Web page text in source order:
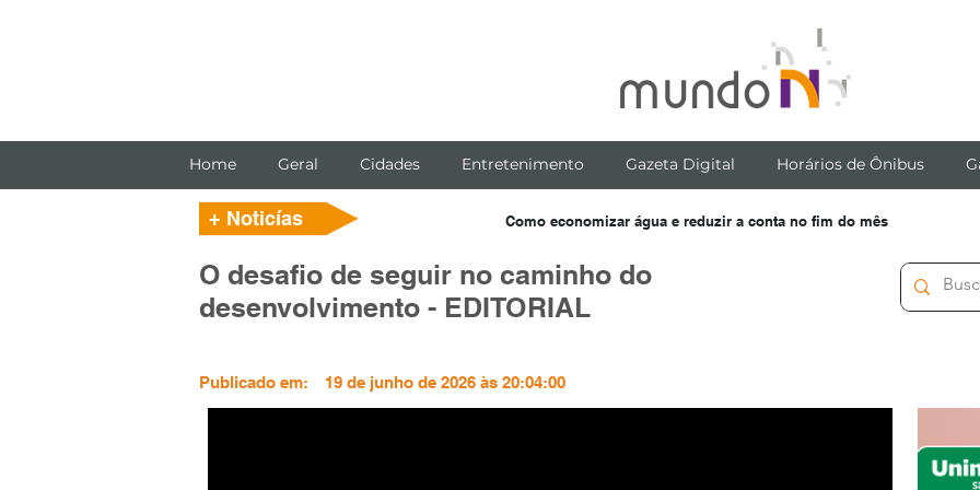
Home Geral Cidades Entretenimento Gazeta Digital Horários de Ônibus
Como economizar água e reduzir a conta no fim do mês
+ Noticías
O desafio de seguir no caminho do
desenvolvimento - EDITORIAL
Publicado em: 19 de junho de 2026 às 20:04:00